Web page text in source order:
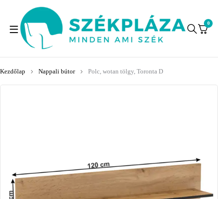
0
Kezdőlap Nappali bútor Polc, wotan tölgy, Toronta D